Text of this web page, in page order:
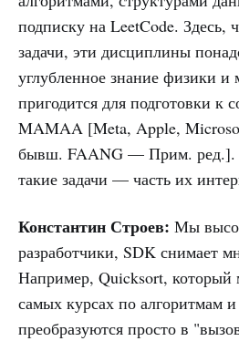
подписку на LeetCode. Здесь,
задачи, эти дисциплины
углубленное знание физики и
пригодится для подготовки к
MAMAA [Meta, Apple,
бывш. FAANG — Прим. ред.].
такие задачи — часть их
Константин Строев: Мы
разработчики, SDK снимает
Например, Quicksort, который
самых курсах по алгоритмам
преобразуются просто в